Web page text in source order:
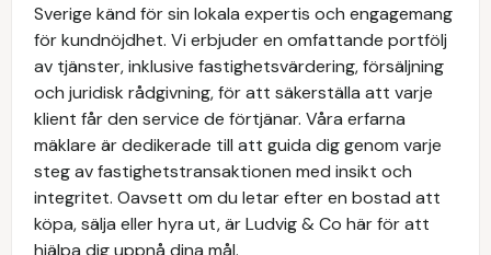
Sverige känd för sin lokala expertis och engagemang
för kundnöjdhet. Vi erbjuder en omfattande portfölj
av tjänster, inklusive fastighetsvärdering, försäljning
och juridisk rådgivning, för att säkerställa att varje
klient får den service de förtjänar. Våra erfarna
mäklare är dedikerade till att guida dig genom varje
steg av fastighetstransaktionen med insikt och
integritet. Oavsett om du letar efter en bostad att
köpa, sälja eller hyra ut, är Ludvig & Co här för att
hjälpa dig uppnå dina mål.